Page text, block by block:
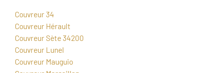
Couvreur 34
Couvreur Hérault
Couvreur Sète 34200
Couvreur Lunel
Couvreur Mauguio